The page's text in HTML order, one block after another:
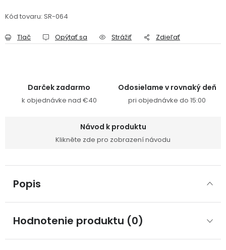
Kód tovaru: SR-064
Tlač Opýtať sa Strážiť Zdieľať
Darček zadarmo
k objednávke nad €40
Odosielame v rovnaký deň
pri objednávke do 15:00
Návod k produktu
Klikněte zde pro zobrazení návodu
Popis
Hodnotenie produktu (0)